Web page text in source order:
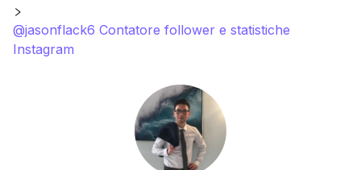
@jasonflack6 Contatore follower e statistiche
Instagram